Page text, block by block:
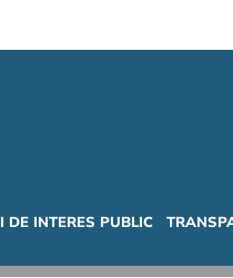
DE INTERES PUBLIC